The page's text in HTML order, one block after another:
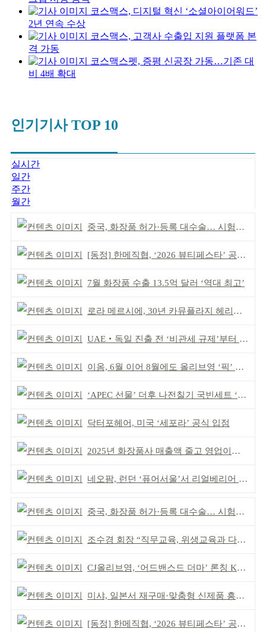
코스맥스, 디지털 혁신 ‘소셜아이어워드’
2년 연속 수상
코스맥스, 고객사 수출입 지원 플랫폼 본
격 가동
코스맥스펫, 증평 신공장 가동…기존 대
비 4배 확대
인기기사 TOP 10
실시간
일간
주간
월간
중국, 화장품 허가·등록 대수술… 시험자료 공용 허용
[동정] 한메직협, ‘2026 뷰티페스타’ 공동 주최
7월 화장품 수출 13.5억 달러 ‘역대 최고’
로라 메르시에, 30년 카뮤플라지 헤리티지 담아
UAE‧독일 진출 전 ‘비관세 규제’부터 챙겨야
이옴, 6월 이어 8월에도 올리브영 ‘픽’ 선정
‘APEC 선물’ 더후 나전칠기 국빈세트 ‘레드닷 어워드’ 본상
닥터포헤어, 미국 ‘세포라’ 공식 입점
2025년 화장품사 매출액 줄고 영업이익은 늘어
네오팜, 런던 ‘퓨어서울’서 리얼베리어 팝업 운영
중국, 화장품 허가·등록 대수술… 시험자료 공용 허용
조수경 회장 “직무교육, 위생교육과 다르다”
CJ올리브영, ‘어드밴스드 더마’ 론칭 K더마 육성 박차
미샤, 일본서 재구매·맞춤형 신제품 흥행 ‘쌍끌이’
[동정] 한메직협, ‘2026 뷰티페스타’ 공동 주최